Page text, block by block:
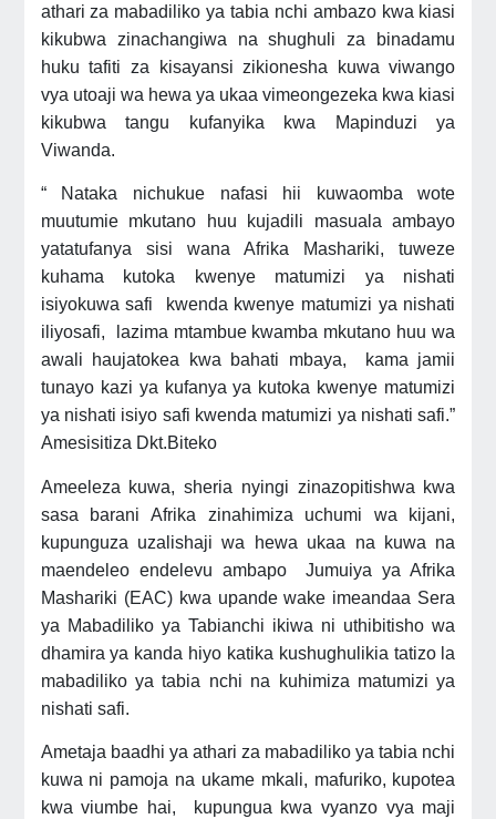
athari za mabadiliko ya tabia nchi ambazo kwa kiasi
kikubwa zinachangiwa na shughuli za binadamu
huku tafiti za kisayansi zikionesha kuwa viwango
vya utoaji wa hewa ya ukaa vimeongezeka kwa kiasi
kikubwa tangu kufanyika kwa Mapinduzi ya
Viwanda.
“ Nataka nichukue nafasi hii kuwaomba wote
muutumie mkutano huu kujadili masuala ambayo
yatatufanya sisi wana Afrika Mashariki, tuweze
kuhama kutoka kwenye matumizi ya nishati
isiyokuwa safi kwenda kwenye matumizi ya nishati
iliyosafi, lazima mtambue kwamba mkutano huu wa
awali haujatokea kwa bahati mbaya, kama jamii
tunayo kazi ya kufanya ya kutoka kwenye matumizi
ya nishati isiyo safi kwenda matumizi ya nishati safi.”
Amesisitiza Dkt.Biteko
Ameeleza kuwa, sheria nyingi zinazopitishwa kwa
sasa barani Afrika zinahimiza uchumi wa kijani,
kupunguza uzalishaji wa hewa ukaa na kuwa na
maendeleo endelevu ambapo Jumuiya ya Afrika
Mashariki (EAC) kwa upande wake imeandaa Sera
ya Mabadiliko ya Tabianchi ikiwa ni uthibitisho wa
dhamira ya kanda hiyo katika kushughulikia tatizo la
mabadiliko ya tabia nchi na kuhimiza matumizi ya
nishati safi.
Ametaja baadhi ya athari za mabadiliko ya tabia nchi
kuwa ni pamoja na ukame mkali, mafuriko, kupotea
kwa viumbe hai, kupungua kwa vyanzo vya maji